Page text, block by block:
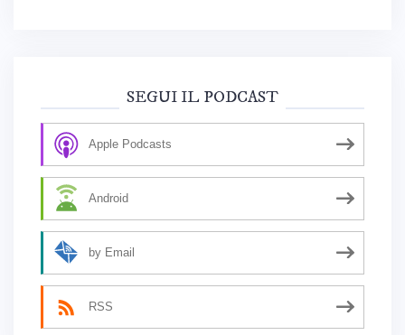
SEGUI IL PODCAST
Apple Podcasts
Android
by Email
RSS